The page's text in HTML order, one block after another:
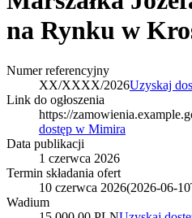
na Rynku w
Numer referencyjny
XX/XXXX/2026Uzyskaj
Link do ogłoszenia
https://
dostęp w Mimira
Data publikacji
1 czerwca 2026
Termin składania ofert
10 czerwca 2026(2026-06-
Wadium